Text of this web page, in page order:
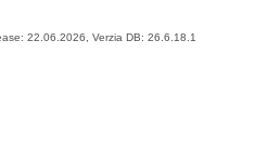
22.06.2026, Verzia DB: 26.6.18.1